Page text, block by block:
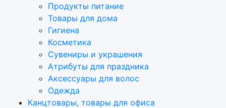
Продукты питание
Товары для дома
Гигиена
Косметика
Сувениры и украшения
Атрибуты для праздника
Аксеcсуары для волос
Одежда
Канцтовары, товары для офиса